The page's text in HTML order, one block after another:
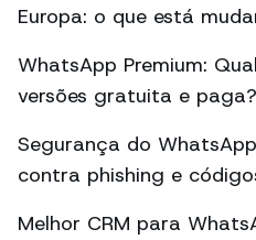
Europa: o que está
WhatsApp Premium:
versões gratuita e paga?
Segurança do
contra phishing e
Melhor CRM para